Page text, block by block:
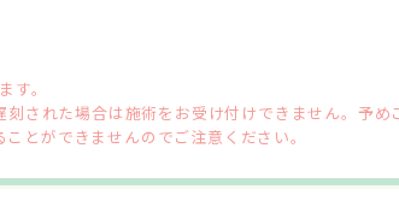
。
された場合は施術をお受け付けできません。予め
とができませんのでご注意ください。